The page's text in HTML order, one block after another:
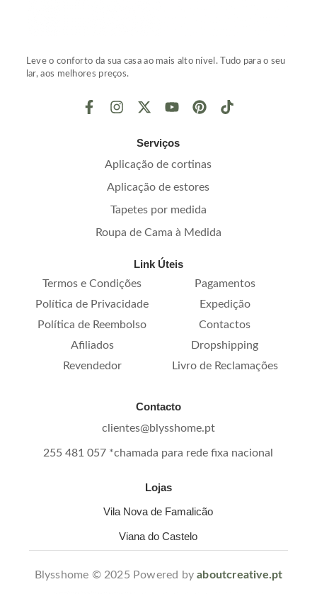
Leve o conforto da sua casa ao mais alto nível. Tudo para o seu
lar, aos melhores preços.
Serviços
Aplicação de cortinas
Aplicação de estores
Tapetes por medida
Roupa de Cama à Medida
Link Úteis
Termos e Condições
Pagamentos
Política de Privacidade
Expedição
Política de Reembolso
Contactos
Afiliados
Dropshipping
Revendedor
Livro de Reclamações
Contacto
clientes@blysshome.pt
255 481 057 *chamada para rede fixa nacional
Lojas
Vila Nova de Famalicão
Viana do Castelo
Blysshome © 2025 Powered byaboutcreative.pt